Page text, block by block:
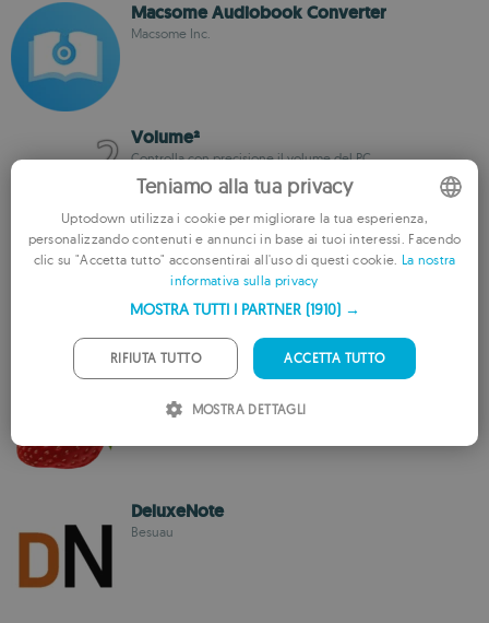
Macsome Audiobook Converter
Macsome Inc.
Volume²
Controlla con precisione il volume del PC
Macsome YouTube Music Downloader
Macsome Inc.
Strawberry Music Player
Organizza e riproduci musica sul tuo PC
DeluxeNote
Besuau
ENGLISH
PORTUGUESE
Teniamo alla tua privacy
Uptodown utilizza i cookie per migliorare la tua esperienza,
personalizzando contenuti e annunci in base ai tuoi interessi. Facendo
clic su "Accetta tutto" acconsentirai all'uso di questi cookie. La nostra
informativa sulla privacy
MOSTRA TUTTI I PARTNER (1910) →
ACCETTA TUTTO
RIFIUTA TUTTO
MOSTRA DETTAGLI